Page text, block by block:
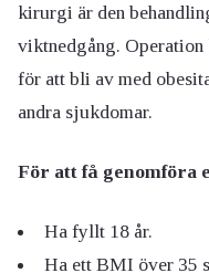
kirurgi är den
viktnedgång.
för att bli av med
andra sjukdomar.
För att få genomföra
Ha fyllt 18 år.
Ha ett BMI över 35